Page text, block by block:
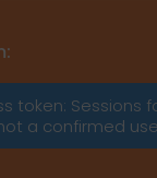
token: Sessions
a confirmed